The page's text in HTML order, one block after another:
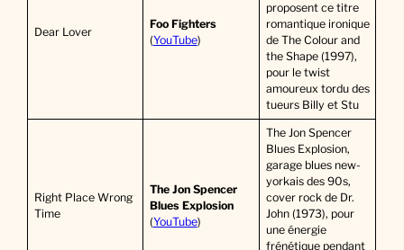
Dear Lover
Foo Fighters
(YouTube)
proposent ce titre
romantique ironique
de The Colour and
the Shape (1997),
pour le twist
amoureux tordu des
tueurs Billy et Stu
Right Place Wrong
Time
The Jon Spencer
Blues Explosion
(YouTube)
The Jon Spencer
Blues Explosion,
garage blues new-
yorkais des 90s,
cover rock de Dr.
John (1973), pour
une énergie
frénétique pendant